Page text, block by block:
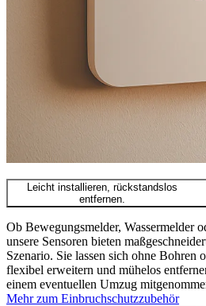
Leicht installieren, rückstandslos
entfernen.
Ob Bewegungsmelder, Wassermelder
unsere Sensoren bieten
Szenario. Sie lassen sich ohne Bohren
flexibel erweitern und mühelos
einem eventuellen Umzug
Mehr zum Einbruchschutzzubehör